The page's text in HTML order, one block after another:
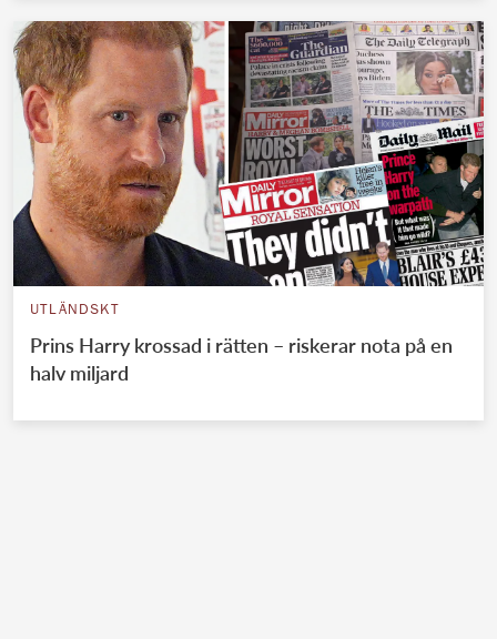
UTLÄNDSKT
Prins Harry krossad i rätten – riskerar nota på en
halv miljard